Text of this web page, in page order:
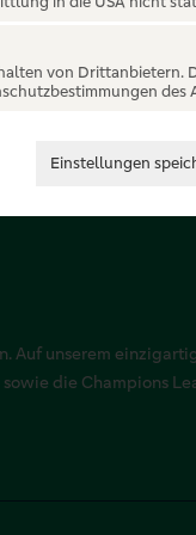
Auf unserem
die Champions
von Drittanbietern.
des
Einstellungen